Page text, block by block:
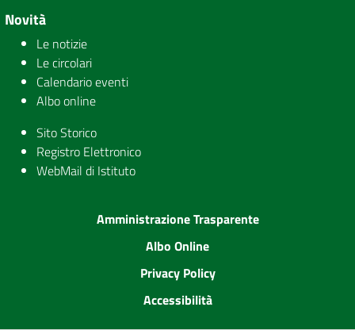
Novità
Le notizie
Le circolari
Calendario eventi
Albo online
Sito Storico
Registro Elettronico
WebMail di Istituto
Amministrazione Trasparente
Albo Online
Privacy Policy
Accessibilità